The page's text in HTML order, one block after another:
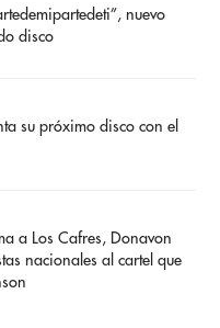
nuevo
disco
su próximo disco con el
a Los Cafres, Donavon
nacionales al cartel que